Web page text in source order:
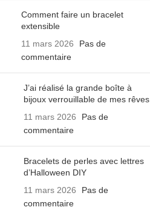
Comment faire un bracelet
extensible
11 mars 2026
Pas de
commentaire
J’ai réalisé la grande boîte à
bijoux verrouillable de mes rêves
11 mars 2026
Pas de
commentaire
Bracelets de perles avec lettres
d’Halloween DIY
11 mars 2026
Pas de
commentaire